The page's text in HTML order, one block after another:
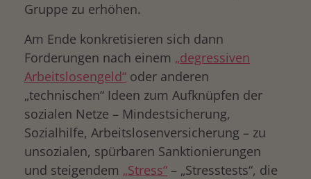
Gruppe zu erhöhen.
Am Ende konkretisieren sich dann
Forderungen nach einem „degressiven
Arbeitslosengeld“ oder anderen
„technischen“ Ideen zum Aufknüpfen der
sozialen Netze – Mindestsicherung,
Sozialhilfe, Arbeitslosenversicherung – zu
unsozialen, spürbaren Sanktionierungen
und steigendem „Stress“ – „Stresstests“, die